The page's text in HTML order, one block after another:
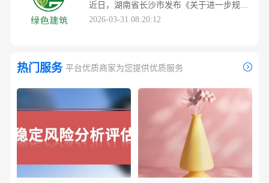
近日，湖南省长沙市发布《关于进一步规范长沙市绿色建筑标识管理的通知》，该通知自2026年5月1日起施行，将进一步规范长沙市绿色建筑标识认定与管理流程，推动绿色建筑从“全面普及”迈向“品质跃升”。
2026-03-31 08:20:12
热门服务 平台优质商家为您提供优质服务